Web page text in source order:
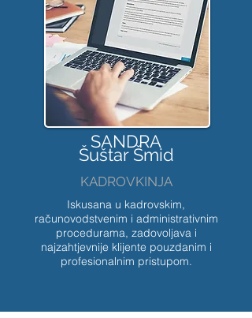
SANDRA
Šuštar Šmid
KADROVKINJA
Iskusana u kadrovskim,
računovodstvenim i administrativnim
procedurama, zadovoljava i
najzahtjevnije klijente pouzdanim i
profesionalnim pristupom.